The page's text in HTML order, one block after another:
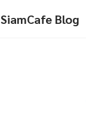
SiamCafe Blog